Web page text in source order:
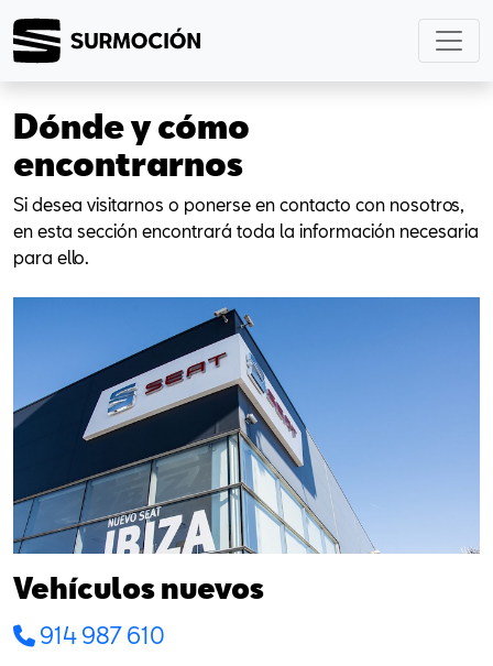
Dónde y cómo
encontrarnos
Si desea visitarnos o ponerse en contacto con nosotros,
en esta sección encontrará toda la información necesaria
para ello.
Vehículos nuevos
914 987 610